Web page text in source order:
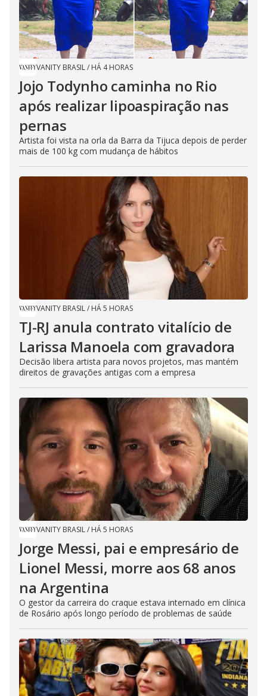
VANITY BRASIL/ HÁ 4 HORAS
Jojo Todynho caminha no Rio
após realizar lipoaspiração nas
pernas
Artista foi vista na orla da Barra da Tijuca depois de perder
mais de 100 kg com mudança de hábitos
VANITY BRASIL/ HÁ 5 HORAS
TJ-RJ anula contrato vitalício de
Larissa Manoela com gravadora
Decisão libera artista para novos projetos, mas mantém
direitos de gravações antigas com a empresa
VANITY BRASIL/ HÁ 5 HORAS
Jorge Messi, pai e empresário de
Lionel Messi, morre aos 68 anos
na Argentina
O gestor da carreira do craque estava internado em clínica
de Rosário após longo período de problemas de saúde